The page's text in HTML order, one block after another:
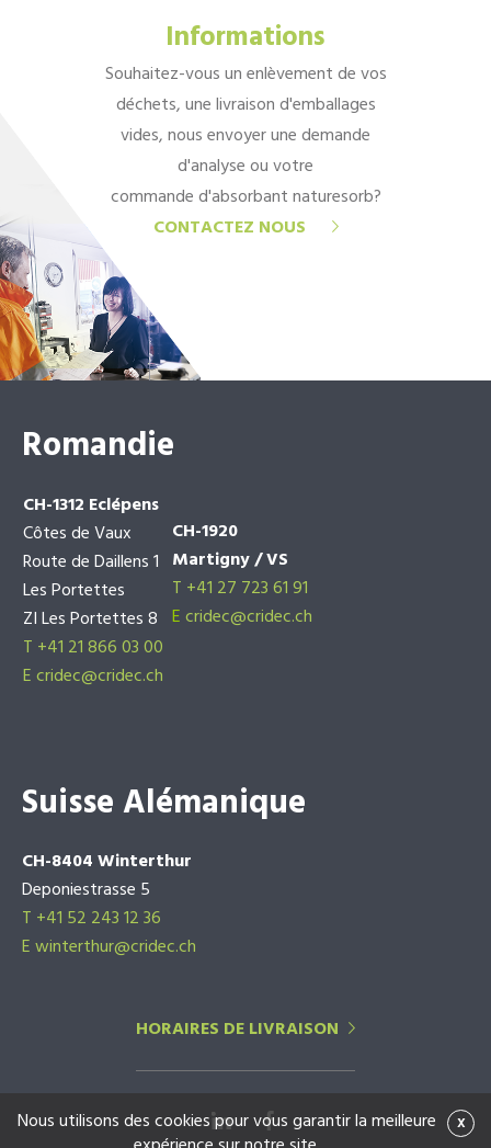
Informations
Souhaitez-vous un enlèvement de vos
déchets, une livraison d'emballages
vides, nous envoyer une demande
d'analyse ou votre
commande d'absorbant naturesorb?
CONTACTEZ NOUS
Romandie
CH-1312 Eclépens
Côtes de Vaux
Route de Daillens 1
Les Portettes
ZI Les Portettes 8
T +41 21 866 03 00
Ecridec@cridec.ch
CH-1920
Martigny / VS
T +41 27 723 61 91
Ecridec@cridec.ch
Suisse Alémanique
CH-8404 Winterthur
Deponiestrasse 5
T +41 52 243 12 36
E winterthur@cridec.ch
HORAIRES DE LIVRAISON
x
Nous utilisons des cookies pour vous garantir la meilleure